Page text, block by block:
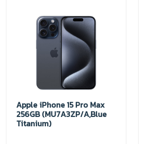
Apple iPhone 15 Pro Max
256GB (MU7A3ZP/A,Blue
Titanium)